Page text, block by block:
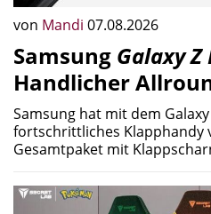
von Mandi 07.08.2026
Samsung Galaxy Z
Handlicher
Samsung hat mit dem
fortschrittliches Klapphandy
Gesamtpaket mit